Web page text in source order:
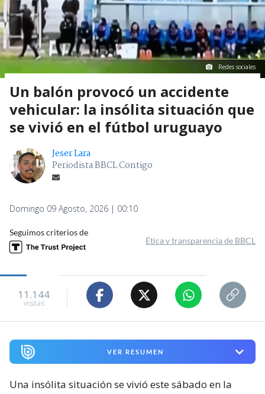
Redes sociales
Un balón provocó un accidente
vehicular: la insólita situación que
se vivió en el fútbol uruguayo
Jeser Lara
Periodista BBCL Contigo
Domingo 09 Agosto, 2026 | 00:10
Seguimos criterios de
Ética y transparencia de BBCL
11.144
visitas
VER RESUMEN
Una insólita situación se vivió este sábado en la